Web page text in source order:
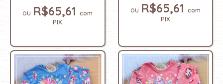
R$65,61com
PIX
R$65,61 com
PIX